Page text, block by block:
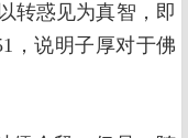
转惑见为真智，即
，说明子厚对于佛